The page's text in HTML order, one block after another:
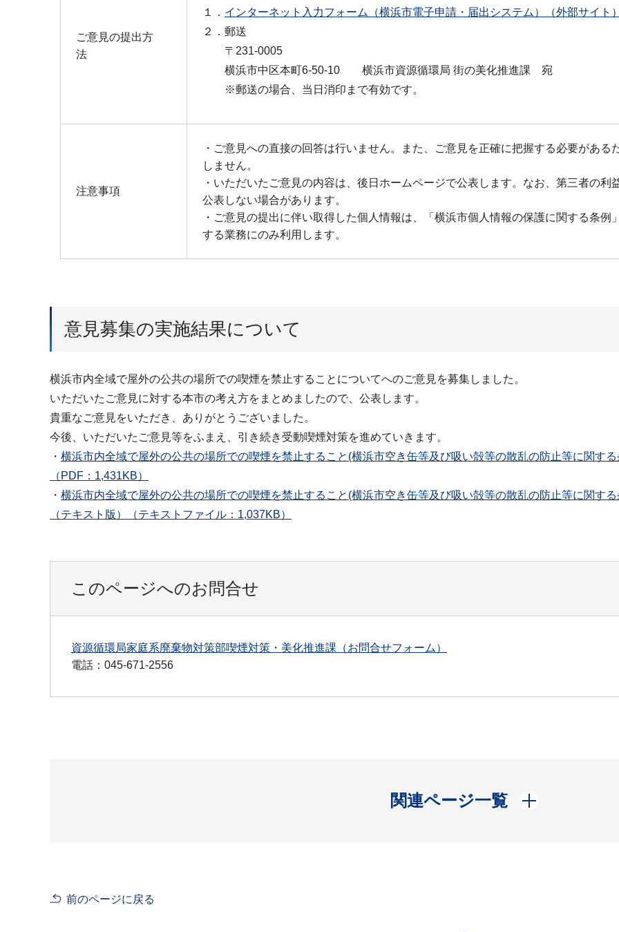
ご意見の提出方
法
１． インターネット入力フォーム（横浜市電子申請・届出システム）（外部サイト
２．郵送
〒231-0005
横浜市中区本町6-50-10 横浜市資源循環局 街の美化推進課 宛
※郵送の場合、当日消印まで有効です。
注意事項
・ご意見への直接の回答は行いません。また、ご意見を正確に把握する必要があ
しません。
・いただいたご意見の内容は、後日ホームページで公表します。なお、第三者の
公表しない場合があります。
・ご意見の提出に伴い取得した個人情報は、「横浜市個人情報の保護に関する条
する業務にのみ利用します。
意見募集の実施結果について
横浜市内全域で屋外の公共の場所での喫煙を禁止することについてへのご意見を募集しました。
いただいたご意見に対する本市の考え方をまとめましたので、公表します。
貴重なご意見をいただき、ありがとうございました。
今後、いただいたご意見等をふまえ、引き続き受動喫煙対策を進めていきます。
・ 横浜市内全域で屋外の公共の場所での喫煙を禁止すること(横浜市空き缶等及び吸い殻等の散乱の防止等に関す
（PDF：1,431KB）
・ 横浜市内全域で屋外の公共の場所での喫煙を禁止すること(横浜市空き缶等及び吸い殻等の散乱の防止等に関す
（テキスト版）（テキストファイル：1,037KB）
このページへのお問合せ
資源循環局家庭系廃棄物対策部喫煙対策・美化推進課（お問合せフォーム）
電話：045-671-2556
関連ページ一覧
開く
前のページに戻る